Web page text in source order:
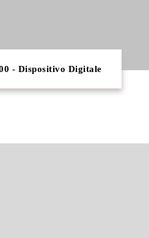
- Dispositivo Digitale